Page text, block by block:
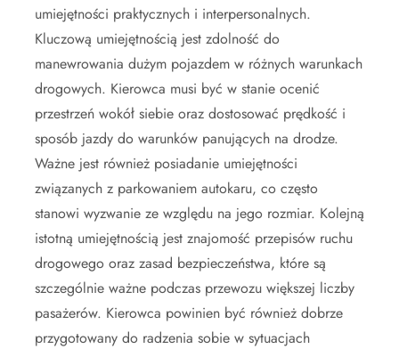
umiejętności praktycznych i interpersonalnych.
Kluczową umiejętnością jest zdolność do
manewrowania dużym pojazdem w różnych warunkach
drogowych. Kierowca musi być w stanie ocenić
przestrzeń wokół siebie oraz dostosować prędkość i
sposób jazdy do warunków panujących na drodze.
Ważne jest również posiadanie umiejętności
związanych z parkowaniem autokaru, co często
stanowi wyzwanie ze względu na jego rozmiar. Kolejną
istotną umiejętnością jest znajomość przepisów ruchu
drogowego oraz zasad bezpieczeństwa, które są
szczególnie ważne podczas przewozu większej liczby
pasażerów. Kierowca powinien być również dobrze
przygotowany do radzenia sobie w sytuacjach